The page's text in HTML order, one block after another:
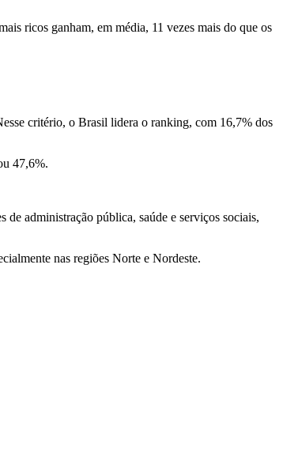
ricos ganham, em média, 11 vezes mais do que os
critério, o Brasil lidera o ranking, com 16,7% dos
47,6%.
de administração pública, saúde e serviços sociais,
nas regiões Norte e Nordeste.